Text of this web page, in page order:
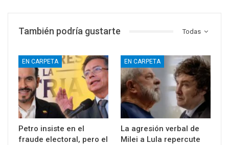
Todas
También podría gustarte
EN CARPETA
Petro insiste en el
fraude electoral, pero el
EN CARPETA
La agresión verbal de
Milei a Lula repercute